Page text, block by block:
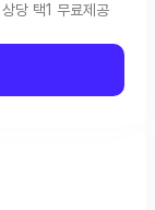
당 택1 무료제공